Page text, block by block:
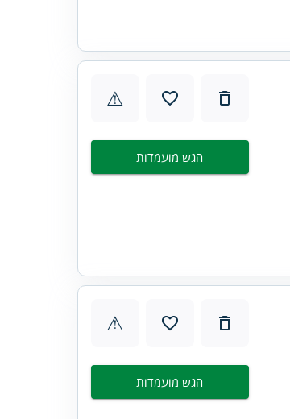
⚠
הגש מועמדות
⚠
הגש מועמדות